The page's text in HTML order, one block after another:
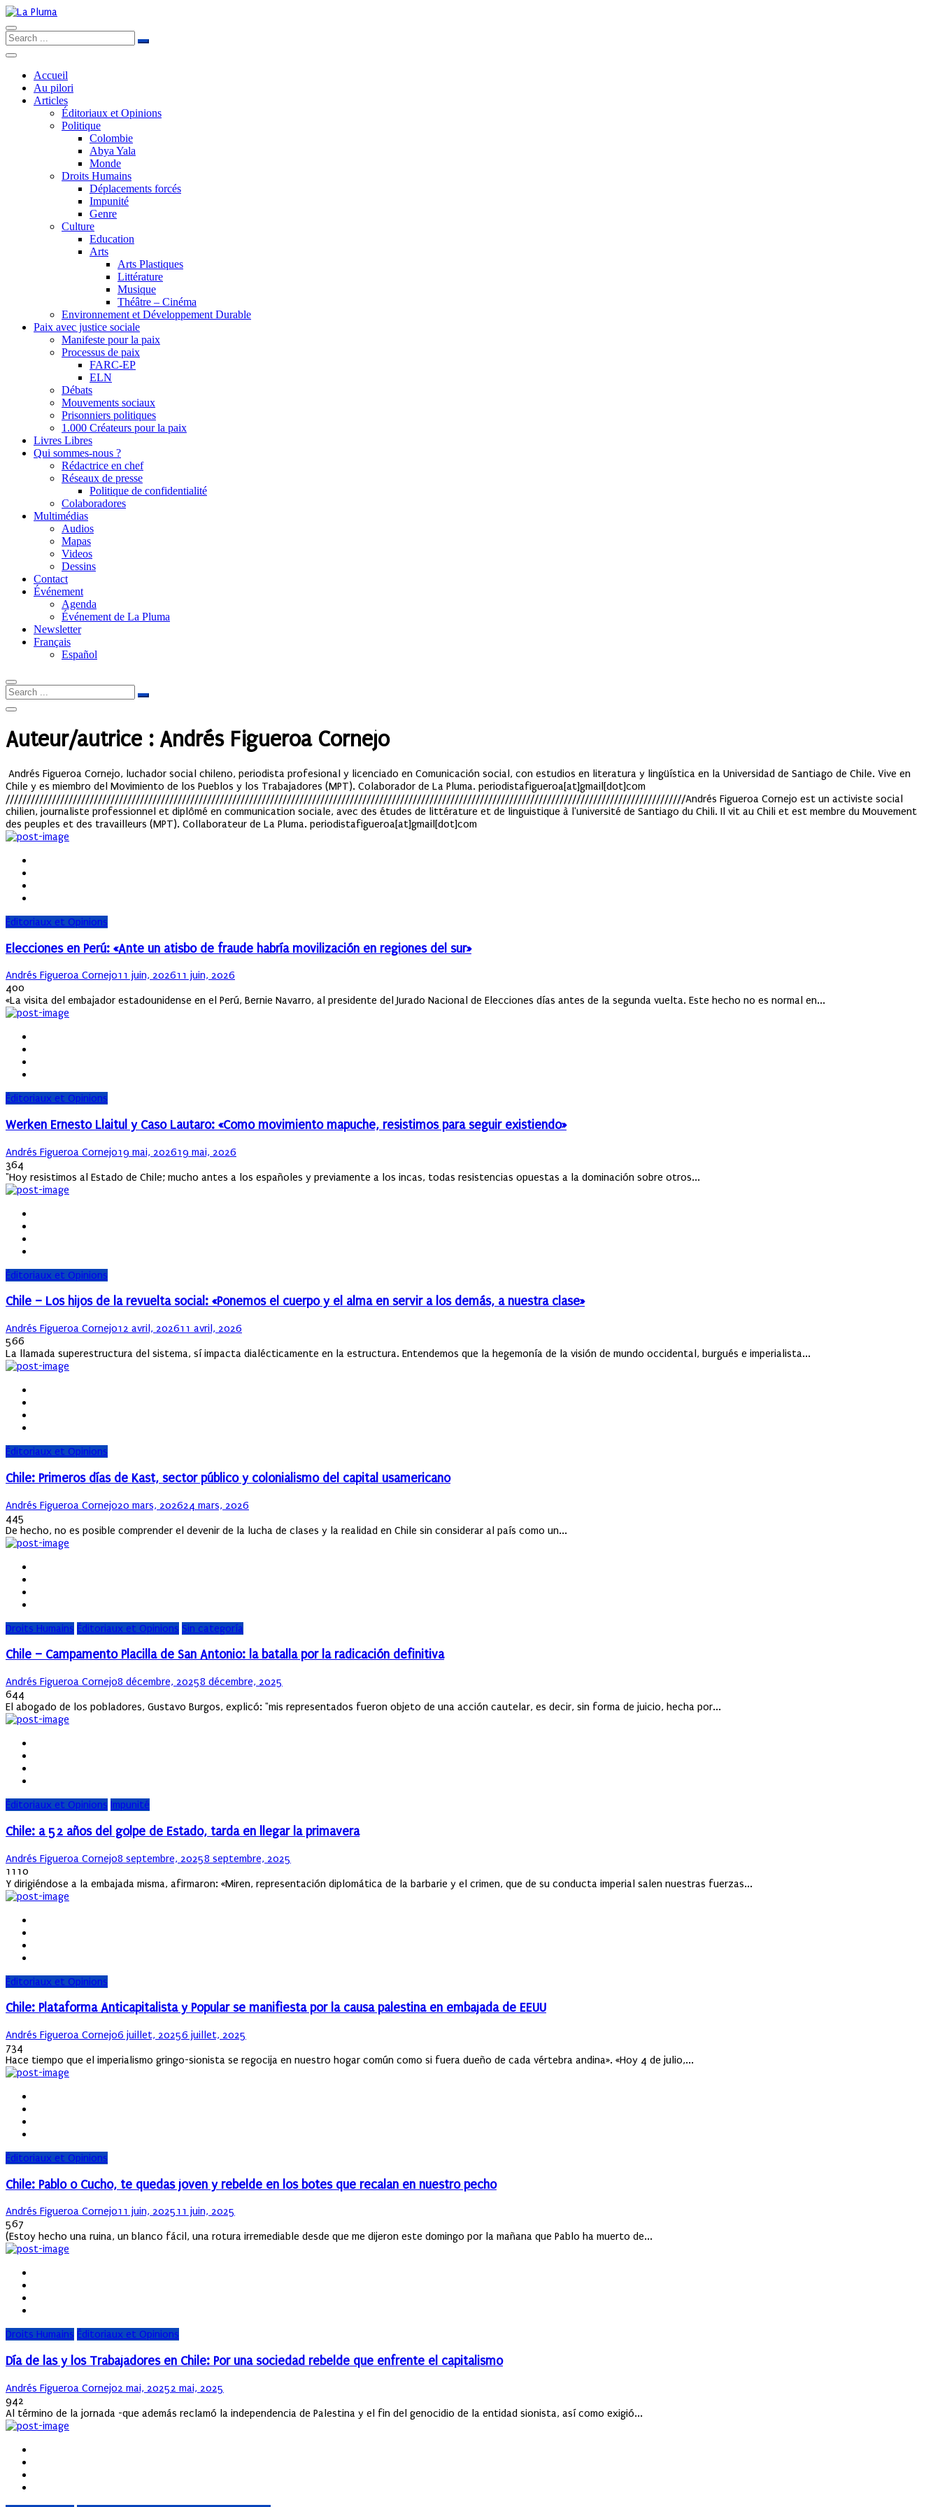
Accueil
Au pilori
Articles
Éditoriaux et Opinions
Politique
Colombie
Abya Yala
Monde
Droits Humains
Déplacements forcés
Impunité
Genre
Culture
Education
Arts
Arts Plastiques
Littérature
Musique
Théâtre – Cinéma
Environnement et Développement Durable
Paix avec justice sociale
Manifeste pour la paix
Processus de paix
FARC-EP
ELN
Débats
Mouvements sociaux
Prisonniers politiques
1.000 Créateurs pour la paix
Livres Libres
Qui sommes-nous ?
Rédactrice en chef
Réseaux de presse
Politique de confidentialité
Colaboradores
Multimédias
Audios
Mapas
Videos
Dessins
Contact
Événement
Agenda
Événement de La Pluma
Newsletter
Français
Español
Auteur/autrice : Andrés Figueroa Cornejo
Andrés Figueroa Cornejo, luchador social chileno, periodista profesional y licenciado en Comunicación social, con estudios en literatura y lingüística en la Universidad de Santiago de Chile. Vive en
Chile y es miembro del Movimiento de los Pueblos y los Trabajadores (MPT). Colaborador de La Pluma. periodistafigueroa[at]gmail[dot]com
//////////////////////////////////////////////////////////////////////////////////////////////////////////////////////////////////////////////////////////////////Andrés Figueroa Cornejo est un activiste social
chilien, journaliste professionnel et diplômé en communication sociale, avec des études de littérature et de linguistique à l'université de Santiago du Chili. Il vit au Chili et est membre du Mouvement
des peuples et des travailleurs (MPT). Collaborateur de La Pluma. periodistafigueroa[at]gmail[dot]com
Éditoriaux et Opinions
Elecciones en Perú: «Ante un atisbo de fraude habría movilización en regiones del sur»
Author
Andrés Figueroa CornejoPosted
11 juin, 202611 juin, 2026
400
«La visita del embajador estadounidense en el Perú, Bernie Navarro, al presidente del Jurado Nacional de Elecciones días antes de la segunda vuelta. Este hecho no es normal en...
Éditoriaux et Opinions
Werken Ernesto Llaitul y Caso Lautaro: «Como movimiento mapuche, resistimos para seguir existiendo»
Author
Andrés Figueroa CornejoPosted
19 mai, 202619 mai, 2026
364
"Hoy resistimos al Estado de Chile; mucho antes a los españoles y previamente a los incas, todas resistencias opuestas a la dominación sobre otros...
Éditoriaux et Opinions
Chile – Los hijos de la revuelta social: «Ponemos el cuerpo y el alma en servir a los demás, a nuestra clase»
Author
Andrés Figueroa CornejoPosted
12 avril, 202611 avril, 2026
566
La llamada superestructura del sistema, sí impacta dialécticamente en la estructura. Entendemos que la hegemonía de la visión de mundo occidental, burgués e imperialista...
Éditoriaux et Opinions
Chile: Primeros días de Kast, sector público y colonialismo del capital usamericano
Author
Andrés Figueroa CornejoPosted
20 mars, 202624 mars, 2026
445
De hecho, no es posible comprender el devenir de la lucha de clases y la realidad en Chile sin considerar al país como un...
Droits Humains Éditoriaux et Opinions Sin categoría
Chile – Campamento Placilla de San Antonio: la batalla por la radicación definitiva
Author
Andrés Figueroa CornejoPosted
8 décembre, 20258 décembre, 2025
644
El abogado de los pobladores, Gustavo Burgos, explicó: "mis representados fueron objeto de una acción cautelar, es decir, sin forma de juicio, hecha por...
Éditoriaux et Opinions Impunité
Chile: a 52 años del golpe de Estado, tarda en llegar la primavera
Author
Andrés Figueroa CornejoPosted
8 septembre, 20258 septembre, 2025
1110
Y dirigiéndose a la embajada misma, afirmaron: «Miren, representación diplomática de la barbarie y el crimen, que de su conducta imperial salen nuestras fuerzas...
Éditoriaux et Opinions
Chile: Plataforma Anticapitalista y Popular se manifiesta por la causa palestina en embajada de EEUU
Author
Andrés Figueroa CornejoPosted
6 juillet, 20256 juillet, 2025
734
Hace tiempo que el imperialismo gringo-sionista se regocija en nuestro hogar común como si fuera dueño de cada vértebra andina». «Hoy 4 de julio,...
Éditoriaux et Opinions
Chile: Pablo o Cucho, te quedas joven y rebelde en los botes que recalan en nuestro pecho
Author
Andrés Figueroa CornejoPosted
11 juin, 202511 juin, 2025
567
(Estoy hecho una ruina, un blanco fácil, una rotura irremediable desde que me dijeron este domingo por la mañana que Pablo ha muerto de...
Droits Humains Éditoriaux et Opinions
Día de las y los Trabajadores en Chile: Por una sociedad rebelde que enfrente el capitalismo
Author
Andrés Figueroa CornejoPosted
2 mai, 20252 mai, 2025
942
Al término de la jornada -que además reclamó la independencia de Palestina y el fin del genocidio de la entidad sionista, así como exigió...